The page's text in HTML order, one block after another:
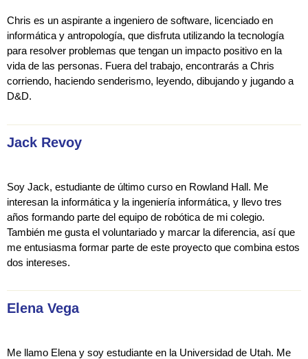
Chris es un aspirante a ingeniero de software, licenciado en
informática y antropología, que disfruta utilizando la tecnología
para resolver problemas que tengan un impacto positivo en la
vida de las personas. Fuera del trabajo, encontrarás a Chris
corriendo, haciendo senderismo, leyendo, dibujando y jugando a
D&D.
Jack Revoy
Soy Jack, estudiante de último curso en Rowland Hall. Me
interesan la informática y la ingeniería informática, y llevo tres
años formando parte del equipo de robótica de mi colegio.
También me gusta el voluntariado y marcar la diferencia, así que
me entusiasma formar parte de este proyecto que combina estos
dos intereses.
Elena Vega
Me llamo Elena y soy estudiante en la Universidad de Utah. Me